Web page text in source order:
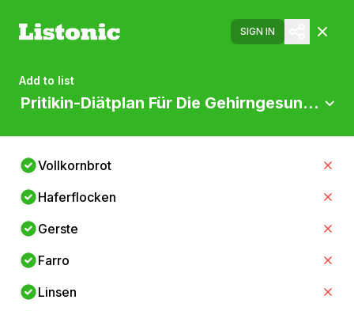
SIGN IN
Add to list
Pritikin-Diätplan Für Die Gehirngesundheit
Vollkornbrot
Haferflocken
Gerste
Farro
Linsen